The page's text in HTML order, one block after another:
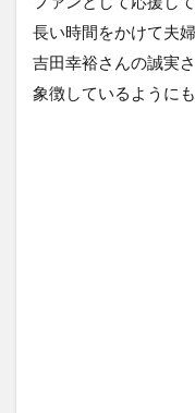
長い時間をかけて夫
吉田幸裕さんの誠実
象徴しているようにも